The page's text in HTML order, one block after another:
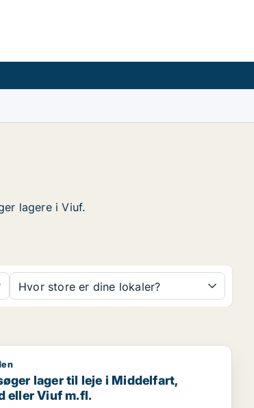
lagere i Viuf.
Hvor store er dine lokaler?
lager til leje i Middelfart, Egtved eller Viuf
lager til leje i Middelfart,
eller Viuf m.fl.